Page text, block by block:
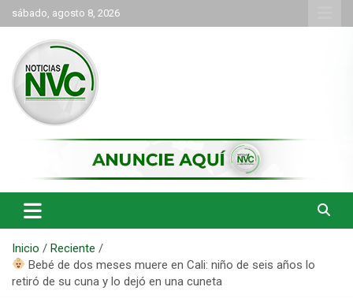
Saltar
al
contenido
sábado, agosto 8, 2026
NVC Noticias
Inicio
Reciente
Bebé de dos meses muere en Cali: niño de seis años lo
retiró de su cuna y lo dejó en una cuneta